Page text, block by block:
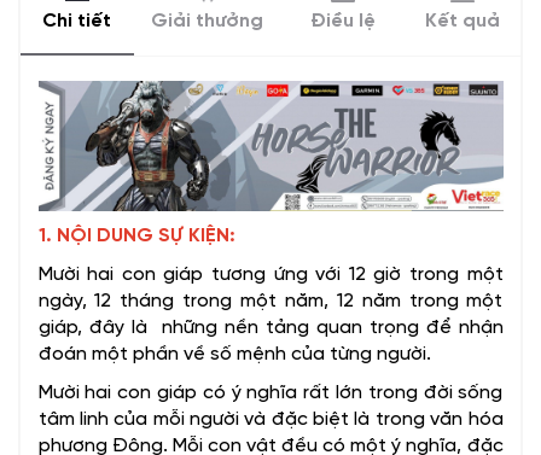
Chi tiết Giải thưởng Điều lệ Kết quả
1. NỘI DUNG SỰ KIỆN:
Mười hai con giáp tương ứng với 12 giờ trong một
ngày, 12 tháng trong một năm, 12 năm trong một
giáp, đây là những nền tảng quan trọng để nhận
đoán một phần về số mệnh của từng người.
Mười hai con giáp có ý nghĩa rất lớn trong đời sống
tâm linh của mỗi người và đặc biệt là trong văn hóa
phương Đông. Mỗi con vật đều có một ý nghĩa, đặc